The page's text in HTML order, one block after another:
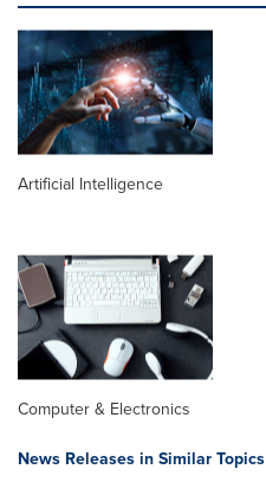
Artificial Intelligence
Computer & Electronics
News Releases in Similar Topics